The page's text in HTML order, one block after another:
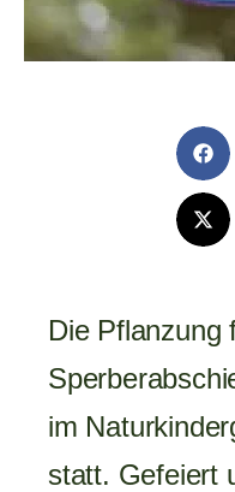
Die Pflanzung
im
statt. Gefeiert